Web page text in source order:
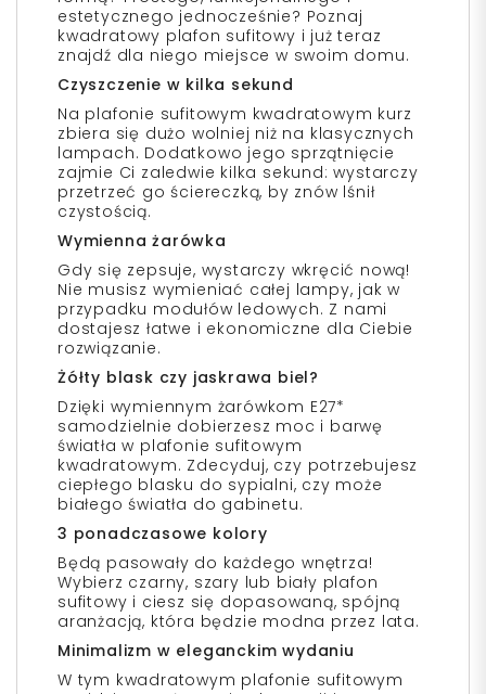
estetycznego jednocześnie? Poznaj
kwadratowy plafon sufitowy i już teraz
znajdź dla niego miejsce w swoim domu.
Czyszczenie w kilka sekund
Na plafonie sufitowym kwadratowym kurz
zbiera się dużo wolniej niż na klasycznych
lampach. Dodatkowo jego sprzątnięcie
zajmie Ci zaledwie kilka sekund: wystarczy
przetrzeć go ściereczką, by znów lśnił
czystością.
Wymienna żarówka
Gdy się zepsuje, wystarczy wkręcić nową!
Nie musisz wymieniać całej lampy, jak w
przypadku modułów ledowych. Z nami
dostajesz łatwe i ekonomiczne dla Ciebie
rozwiązanie.
Żółty blask czy jaskrawa biel?
Dzięki wymiennym żarówkom E27*
samodzielnie dobierzesz moc i barwę
światła w plafonie sufitowym
kwadratowym. Zdecyduj, czy potrzebujesz
ciepłego blasku do sypialni, czy może
białego światła do gabinetu.
3 ponadczasowe kolory
Będą pasowały do każdego wnętrza!
Wybierz czarny, szary lub biały plafon
sufitowy i ciesz się dopasowaną, spójną
aranżacją, która będzie modna przez lata.
Minimalizm w eleganckim wydaniu
W tym kwadratowym plafonie sufitowym